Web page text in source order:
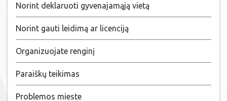
Norint deklaruoti gyvenajamąją vietą
Norint gauti leidimą ar licenciją
Organizuojate renginį
Paraiškų teikimas
Problemos mieste